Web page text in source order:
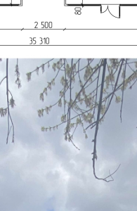
Аренда
Street retail
100755 -